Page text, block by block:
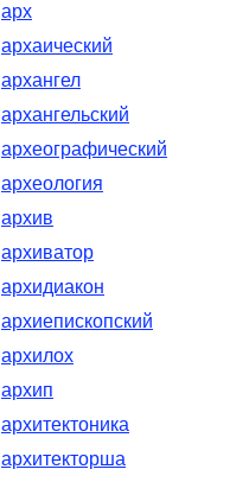
арх
архаический
архангел
архангельский
археографический
археология
архив
архиватор
архидиакон
архиепископский
архилох
архип
архитектоника
архитекторша